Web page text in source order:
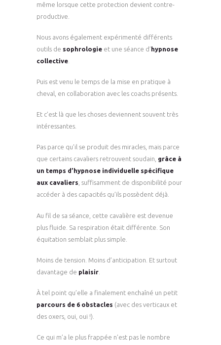
même lorsque cette protection devient contre-
productive.
Nous avons également expérimenté différents
outils de sophrologie et une séance d’hypnose
collective
Puis est venu le temps de la mise en pratique à
cheval, en collaboration avec les coachs présents.
Et c’est là que les choses deviennent souvent très
intéressantes.
Pas parce qu’il se produit des miracles, mais parce
que certains cavaliers retrouvent soudain, grâce à
un temps d’hypnose individuelle spécifique
aux cavaliers , suffisamment de disponibilité pour
accéder à des capacités qu’ils possèdent déjà.
Au fil de sa séance, cette cavalière est devenue
plus fluide. Sa respiration était différente. Son
équitation semblait plus simple.
Moins de tension. Moins d’anticipation. Et surtout
davantage de plaisir
À tel point qu’elle a finalement enchaîné un petit
parcours de 6 obstacles (avec des verticaux et
des oxers, oui, oui !).
Ce qui m’a le plus frappée n’est pas le nombre